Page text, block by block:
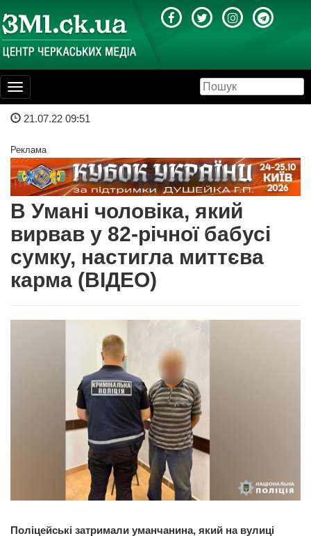
Toggle
navigation
21.07.22 09:51
Реклама
В Умані чоловіка, який
вирвав у 82-річної бабусі
сумку, настигла миттєва
карма (ВІДЕО)
Поліцейські затримали уманчанина, який на вулиці